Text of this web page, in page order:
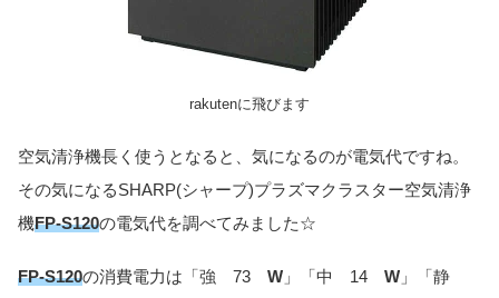
rakutenに飛びます
空気清浄機長く使うとなると、気になるのが電気代ですね。
その気になるSHARP(シャープ)プラズマクラスター空気清浄
機FP-S120の電気代を調べてみました☆
FP-S120の消費電力は「強 73 W 」「中 14 W 」「静